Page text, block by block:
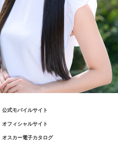
公式モバイルサイト
オフィシャルサイト
オスカー電子カタログ